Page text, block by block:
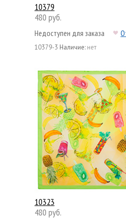
10379
480 руб.
Недоступен для заказа
10379-3 Наличие: нет
10323
480 руб.